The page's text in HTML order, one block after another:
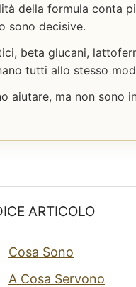
della formula conta
sono decisive.
beta glucani,
tutti allo stesso
aiutare, ma non sono
ARTICOLO
Cosa Sono
A Cosa Servono